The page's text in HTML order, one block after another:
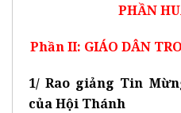
PHẦN
Phần II: GIÁO DÂN
1/ Rao giảng Tin
của Hội Thánh